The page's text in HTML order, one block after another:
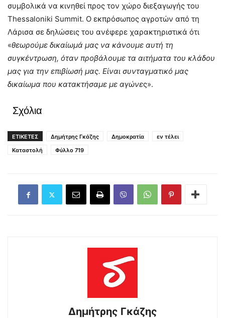
συμβολικά να κινηθεί προς τον χώρο διεξαγωγής του
Thessaloniki Summit. Ο εκπρόσωπος αγροτών από τη
Λάρισα σε δηλώσεις του ανέφερε χαρακτηριστικά ότι
«θεωρούμε δικαίωμά μας να κάνουμε αυτή τη
συγκέντρωση, όταν προβάλουμε τα αιτήματα του κλάδου
μας για την επιβίωσή μας. Είναι συνταγματικό μας
δικαίωμα που κατακτήσαμε με αγώνες».
Σχόλια
ΕΤΙΚΕΤΕΣ Δημήτρης Γκάζης Δημοκρατία
εν τέλει
Καταστολή
Φύλλο 719
Δημήτρης Γκάζης